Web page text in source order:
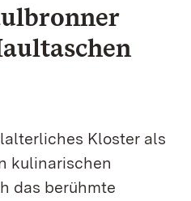
Kloster als
kulinarischen
das berühmte